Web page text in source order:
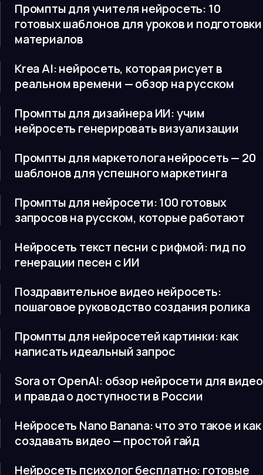
Промпты для учителя нейросеть: 10
готовых шаблонов для уроков и подготовки
материалов
Krea AI: нейросеть, которая рисует в
реальном времени — обзор на русском
Промпты для дизайнера ИИ: учим
нейросеть генерировать визуализации
Промпты для маркетолога нейросеть — 20
шаблонов для успешного маркетинга
Промпты для нейросети: 100 готовых
запросов на русском, которые работают
Нейросеть текст песни с рифмой: гид по
генерации песен с ИИ
Поздравительное видео нейросеть:
пошаговое руководство создания ролика
Промпты для нейросетей картинки: как
написать идеальный запрос
Sora от OpenAI: обзор нейросети для видео
и правда о доступности в России
Нейросеть Nano Banana: что это такое и как
создавать видео — простой гайд
Нейросеть психолог бесплатно: готовые